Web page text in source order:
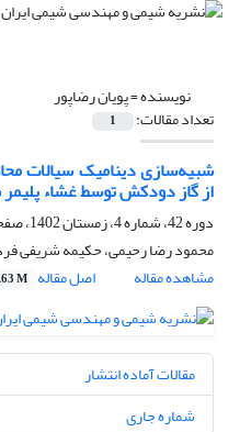
نویسنده =پویان رضاپور
تعداد مقالات: 1
شبیه‌سازی دینامیک سیالات
از گاز دودکش توسط غشاء
دوره 42، شماره 4، زمستان 1402، صفحه
محمود رضا رحیمی، حکیمه شریفی
مشاهده مقاله
اصل مقاله M
مقالات آماده انتشار
شماره جاری